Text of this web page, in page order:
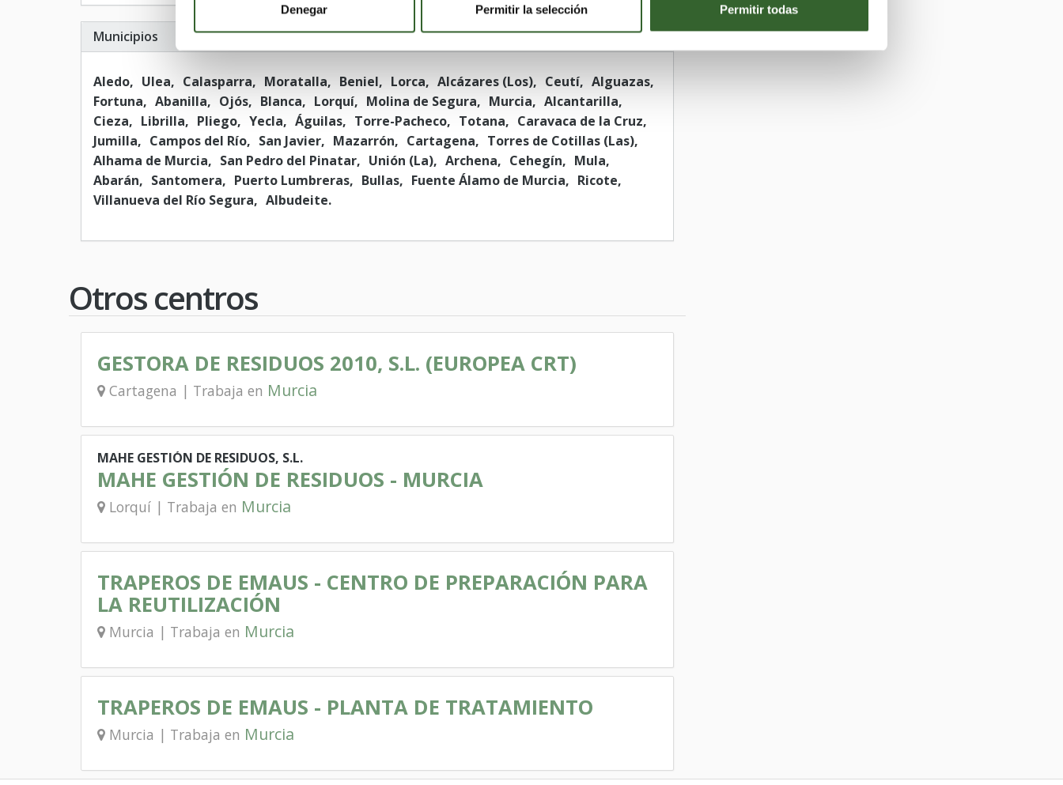
Denegar Permitir la selección Permitir todas
Municipios
Aledo Ulea Calasparra Moratalla Beniel Lorca Alcázares (Los) Ceutí
Alguazas
Fortuna
Abanilla Ojós Blanca Lorquí Molina de Segura Murcia
Alcantarilla
Cieza
Librilla Pliego Yecla Águilas Torre-Pacheco Totana
Caravaca de la Cruz
Jumilla
Campos del Río San Javier Mazarrón Cartagena
Torres de Cotillas (Las)
Alhama de Murcia
San Pedro del Pinatar Unión (La) Archena Cehegín
Mula
Abarán
Santomera Puerto Lumbreras Bullas Fuente Álamo de Murcia
Ricote
Villanueva del Río Segura
Albudeite
Otros centros
GESTORA DE RESIDUOS 2010, S.L. (EUROPEA CRT)
Cartagena | Trabaja en Murcia
MAHE GESTIÓN DE RESIDUOS, S.L.
MAHE GESTIÓN DE RESIDUOS - MURCIA
Lorquí | Trabaja en Murcia
TRAPEROS DE EMAUS - CENTRO DE PREPARACIÓN PARA
LA REUTILIZACIÓN
Murcia | Trabaja en Murcia
TRAPEROS DE EMAUS - PLANTA DE TRATAMIENTO
Murcia | Trabaja en Murcia